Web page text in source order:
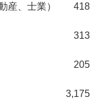
産、士業） 418
313
205
3,175